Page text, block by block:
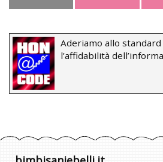
Aderiamo allo
l’affidabilità